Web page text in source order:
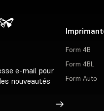
e-mail pour
nouveautés
Inscription
Form 4B
Form 4BL
Form Auto